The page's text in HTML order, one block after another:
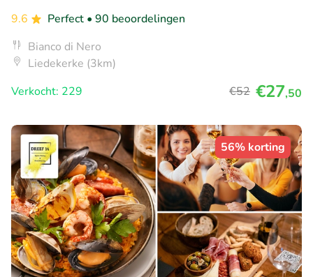
9.6
Perfect • 90 beoordelingen
Bianco di Nero
Liedekerke (3km)
Verkocht: 229
€52 €27,50
56% korting